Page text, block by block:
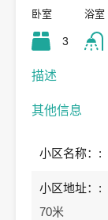
卧室
3
浴室
描述
其他信息
小区名称：:
小区地址：:
70米